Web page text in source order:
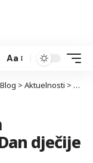
Aa
Blog > Aktuelnosti >
dječije